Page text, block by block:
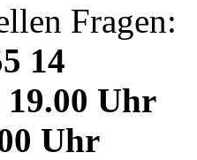
Fragen:
14
19.00 Uhr
Uhr